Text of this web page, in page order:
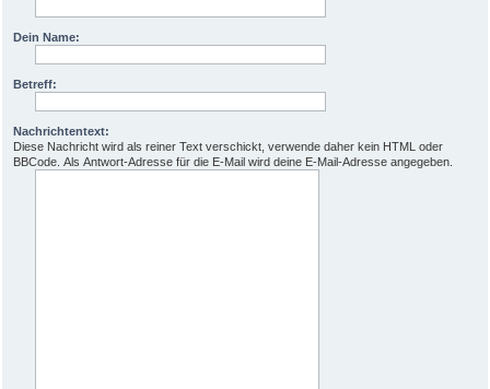
Dein Name:
Betreff:
Nachrichtentext:
Diese Nachricht wird als reiner Text verschickt, verwende daher kein HTML oder
BBCode. Als Antwort-Adresse für die E-Mail wird deine E-Mail-Adresse angegeben.